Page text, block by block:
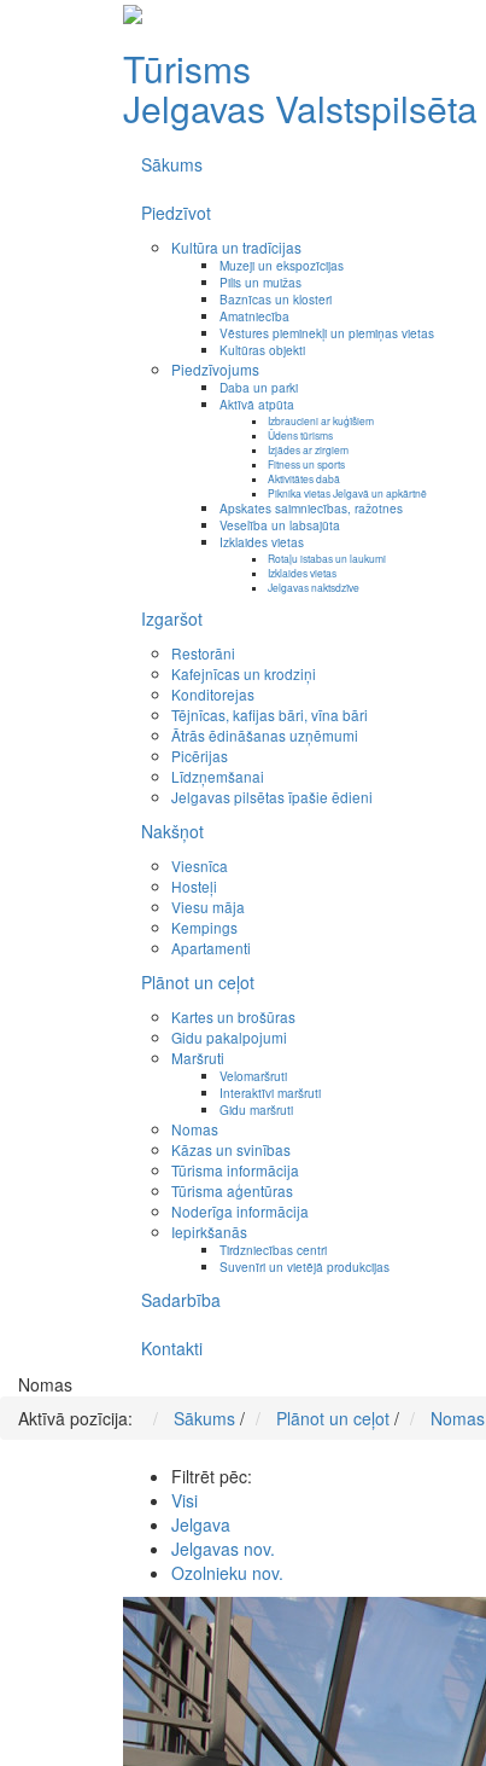
Tūrisms
Jelgavas Valstspilsēta
Sākums
Piedzīvot
Kultūra un tradīcijas
Muzeji un ekspozīcijas
Pilis un muižas
Baznīcas un klosteri
Amatniecība
Vēstures pieminekļi un piemiņas vietas
Kultūras objekti
Piedzīvojums
Daba un parki
Aktīvā atpūta
Izbraucieni ar kuģīšiem
Ūdens tūrisms
Izjādes ar zirgiem
Fitness un sports
Aktivitātes dabā
Piknika vietas Jelgavā un apkārtnē
Apskates saimniecības, ražotnes
Veselība un labsajūta
Izklaides vietas
Rotaļu istabas un laukumi
Izklaides vietas
Jelgavas naktsdzīve
Izgaršot
Restorāni
Kafejnīcas un krodziņi
Konditorejas
Tējnīcas, kafijas bāri, vīna bāri
Ātrās ēdināšanas uzņēmumi
Picērijas
Līdzņemšanai
Jelgavas pilsētas īpašie ēdieni
Nakšņot
Viesnīca
Hosteļi
Viesu māja
Kempings
Apartamenti
Plānot un ceļot
Kartes un brošūras
Gidu pakalpojumi
Maršruti
Velomaršruti
Interaktīvi maršruti
Gidu maršruti
Nomas
Kāzas un svinības
Tūrisma informācija
Tūrisma aģentūras
Noderīga informācija
Iepirkšanās
Tirdzniecības centri
Suvenīri un vietējā produkcijas
Sadarbība
Kontakti
Nomas
Aktīvā pozīcija:
Sākums / Plānot un ceļot / Nomas
Filtrēt pēc:
Visi
Jelgava
Jelgavas nov.
Ozolnieku nov.